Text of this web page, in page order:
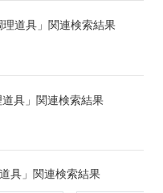
道具」関連検索結果
具」関連検索結果
具」関連検索結果